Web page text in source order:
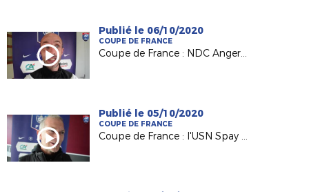
Publié le 06/10/2020
COUPE DE FRANCE
Coupe de France : NDC Angers de Pierre Naudet arrache son ticket pour le 5e tour
Publié le 05/10/2020
COUPE DE FRANCE
Coupe de France : l'USN Spay de Mathieu Dupont au 5e tour !